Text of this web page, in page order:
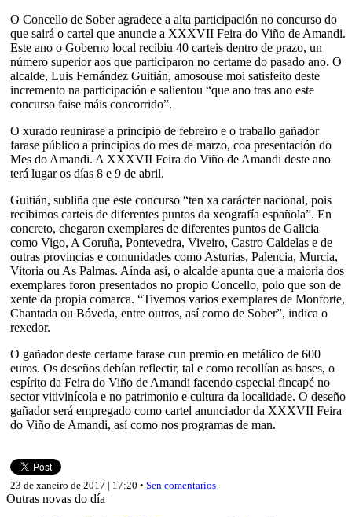
O Concello de Sober agradece a alta participación no concurso do
que sairá o cartel que anuncie a XXXVII Feira do Viño de Amandi.
Este ano o Goberno local recibiu 40 carteis dentro de prazo, un
número superior aos que participaron no certame do pasado ano. O
alcalde, Luis Fernández Guitián, amosouse moi satisfeito deste
incremento na participación e salientou “que ano tras ano este
concurso faise máis concorrido”.
O xurado reunirase a principio de febreiro e o traballo gañador
farase público a principios do mes de marzo, coa presentación do
Mes do Amandi. A XXXVII Feira do Viño de Amandi deste ano
terá lugar os días 8 e 9 de abril.
Guitián, subliña que este concurso “ten xa carácter nacional, pois
recibimos carteis de diferentes puntos da xeografía española”. En
concreto, chegaron exemplares de diferentes puntos de Galicia
como Vigo, A Coruña, Pontevedra, Viveiro, Castro Caldelas e de
outras provincias e comunidades como Asturias, Palencia, Murcia,
Vitoria ou As Palmas. Aínda así, o alcalde apunta que a maioría dos
exemplares foron presentados no propio Concello, polo que son de
xente da propia comarca. “Tivemos varios exemplares de Monforte,
Chantada ou Bóveda, entre outros, así como de Sober”, indica o
rexedor.
O gañador deste certame farase cun premio en metálico de 600
euros. Os deseños debían reflectir, tal e como recollían as bases, o
espírito da Feira do Viño de Amandi facendo especial fincapé no
sector vitivinícola e no patrimonio e cultura da localidade. O deseño
gañador será empregado como cartel anunciador da XXXVII Feira
do Viño de Amandi, así como nos programas de man.
23 de xaneiro de 2017 | 17:20 • Sen comentarios
Outras novas do día